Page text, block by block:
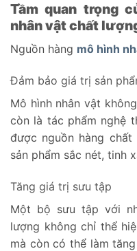
Tầm quan trọng
nhân vật chất
Nguồn hàng mô hình
Đảm bảo giá trị sản
Mô hình nhân vật
còn là tác phẩm nghệ
được nguồn hàng
sản phẩm sắc nét, tinh
Tăng giá trị sưu tập
Một bộ sưu tập với
lượng không chỉ thể
mà còn có thể làm